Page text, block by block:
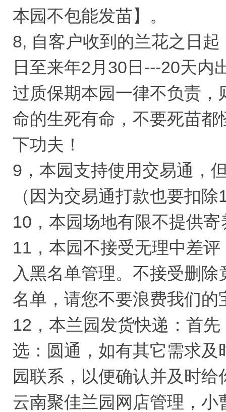
本园不包能发苗】。
8, 自客户收到的兰花之日
日至来年2月30日---20天内
过质保期本园一律不负责
命的生死有命，不要死苗
下功夫！
9，本园支持使用交易通，
（因为交易通打款也要扣
10，本园场地有限不提供寄
11，本园不接受无理中差
入黑名单管理。不接受删
名单，请您不要浪费我们的
12，本兰园发货快递：首
选：圆通，如有其它需求
园联系，以便确认并及时给
云南聚佳兰园网店管理，